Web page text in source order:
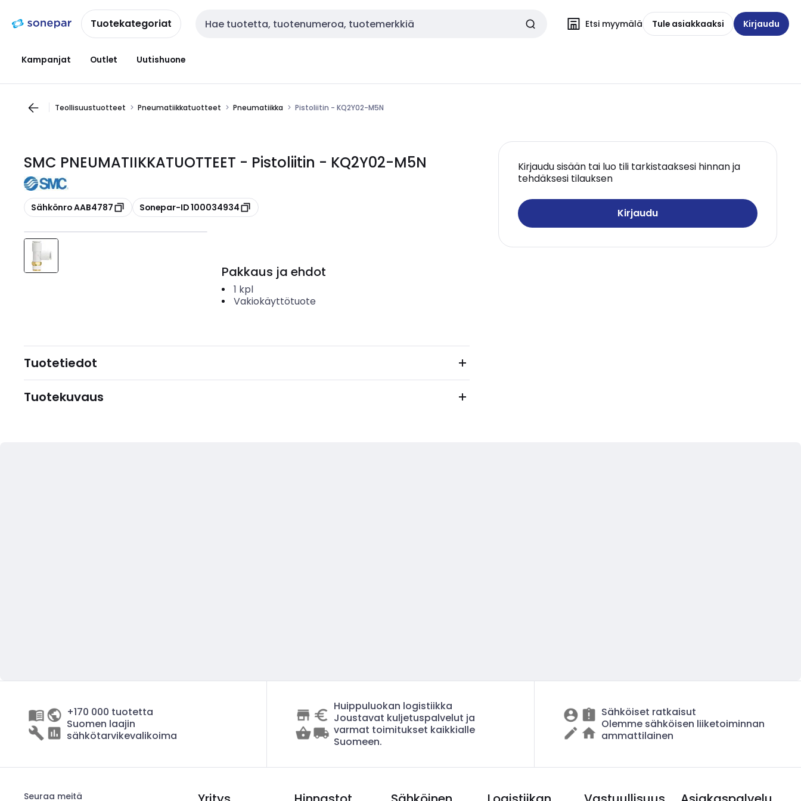
navigointiinsisältöönTuotekategoriat Haku Etsi myymälä Tule asiakkaaksi Kirjaudu
Kampanjat Outlet Uutishuone
Teollisuustuotteet Pneumatiikkatuotteet Pneumatiikka Pistoliitin - KQ2Y02-M5N
SMC PNEUMATIIKKATUOTTEET - Pistoliitin - KQ2Y02-M5N
Kopioi
Sähkönro AAB4787 Kopioi
Sonepar-ID 100034934
Kirjaudu sisään tai luo tili tarkistaaksesi hinnan ja
tehdäksesi tilauksen
Kirjaudu
Pakkaus ja ehdot
1 kpl
Vakiokäyttötuote
Tuotetiedot
Tuotekuvaus
+170 000 tuotetta
Suomen laajin
sähkötarvikevalikoima
Huippuluokan logistiikka
Joustavat kuljetuspalvelut ja
varmat toimitukset kaikkialle
Suomeen.
Sähköiset ratkaisut
Olemme sähköisen liiketoiminnan
ammattilainen
Seuraa meitä